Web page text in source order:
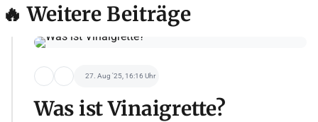
🔥 Weitere Beiträge
27. Aug '25, 16:16 Uhr
Was ist Vinaigrette?